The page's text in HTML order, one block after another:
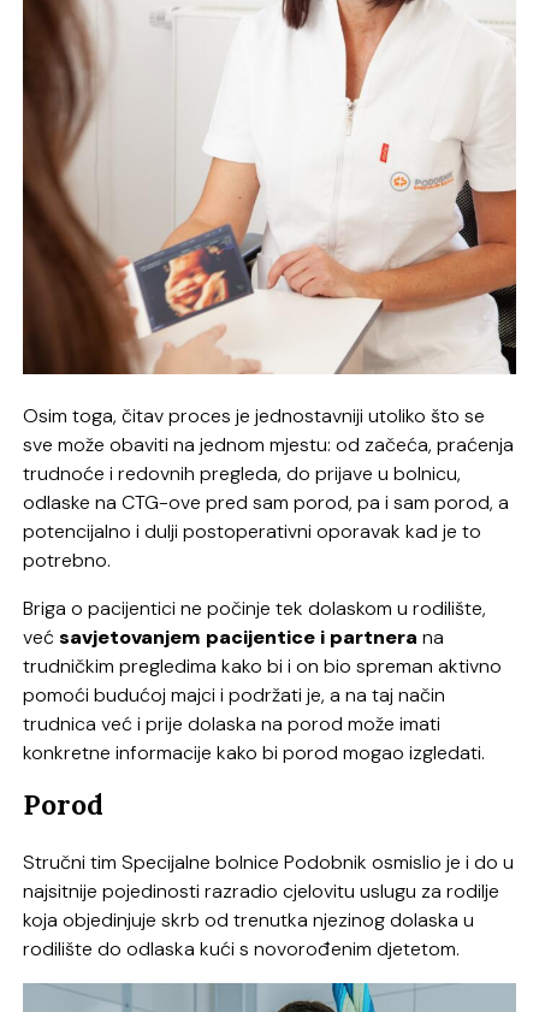
Osim toga, čitav proces je jednostavniji utoliko što se
sve može obaviti na jednom mjestu: od začeća, praćenja
trudnoće i redovnih pregleda, do prijave u bolnicu,
odlaske na CTG-ove pred sam porod, pa i sam porod, a
potencijalno i dulji postoperativni oporavak kad je to
potrebno.
Briga o pacijentici ne počinje tek dolaskom u rodilište,
većsavjetovanjem pacijentice i partnera na
trudničkim pregledima kako bi i on bio spreman aktivno
pomoći budućoj majci i podržati je, a na taj način
trudnica već i prije dolaska na porod može imati
konkretne informacije kako bi porod mogao izgledati.
Porod
Stručni tim Specijalne bolnice Podobnik osmislio je i do u
najsitnije pojedinosti razradio cjelovitu uslugu za rodilje
koja objedinjuje skrb od trenutka njezinog dolaska u
rodilište do odlaska kući s novorođenim djetetom.